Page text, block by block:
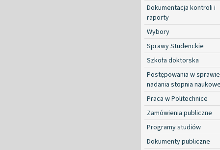
Dokumentacja kontroli i
raporty
Wybory
Sprawy Studenckie
Szkoła doktorska
Postępowania w sprawie
nadania stopnia
Praca w Politechnice
Zamówienia publiczne
Programy studiów
Dokumenty publiczne